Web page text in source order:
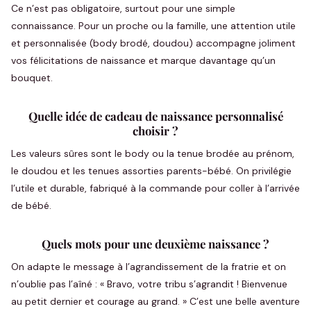
Ce n’est pas obligatoire, surtout pour une simple
connaissance. Pour un proche ou la famille, une attention utile
et personnalisée (body brodé, doudou) accompagne joliment
vos félicitations de naissance et marque davantage qu’un
bouquet.
Quelle idée de cadeau de naissance personnalisé
choisir ?
Les valeurs sûres sont le body ou la tenue brodée au prénom,
le doudou et les tenues assorties parents-bébé. On privilégie
l’utile et durable, fabriqué à la commande pour coller à l’arrivée
de bébé.
Quels mots pour une deuxième naissance ?
On adapte le message à l’agrandissement de la fratrie et on
n’oublie pas l’aîné : « Bravo, votre tribu s’agrandit ! Bienvenue
au petit dernier et courage au grand. » C’est une belle aventure